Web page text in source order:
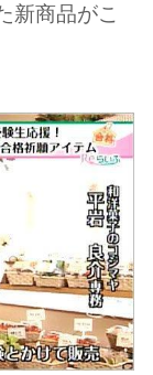
新商品がこ